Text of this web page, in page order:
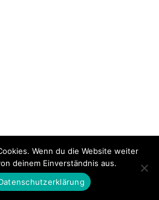
Wenn du die Website weiter
deinem Einverständnis aus.